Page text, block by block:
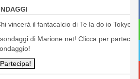
vincerà il fantacalcio di Te la do io Tokyo?
di Marione.net! Clicca per